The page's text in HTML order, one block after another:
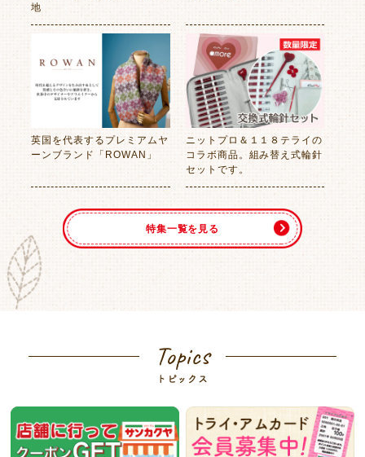
地
英国を代表するプレミアムヤ
ーンブランド「ROWAN」
ニットプロ＆１１８テライの
コラボ商品。組み替え式輪針
セットです。
特集一覧を見る
Topics
トピックス